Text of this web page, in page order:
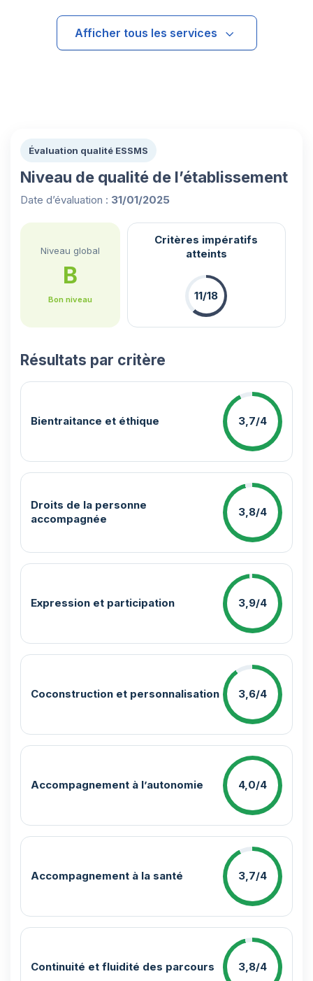
Afficher tous les services
Évaluation qualité ESSMS
Niveau de qualité de l’établissement
Date d’évaluation : 31/01/2025
Niveau global
B
Bon niveau
Critères impératifs
atteints
11/18
Résultats par critère
Bientraitance et éthique 3,7/4
Droits de la personne
accompagnée
3,8/4
Expression et participation 3,9/4
Coconstruction et personnalisation 3,6/4
Accompagnement à l’autonomie 4,0/4
Accompagnement à la santé 3,7/4
Continuité et fluidité des parcours 3,8/4